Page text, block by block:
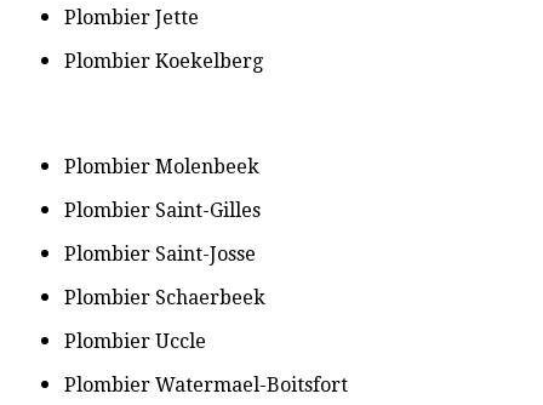
​Plombier Jette
​Plombier Koekelberg
​Plombier Molenbeek
​Plombier Saint-Gilles
​Plombier Saint-Josse
​Plombier Schaerbeek
​Plombier Uccle
​Plombier Watermael-Boitsfort